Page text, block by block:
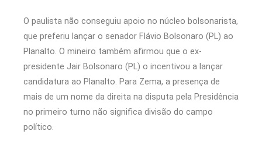
O paulista não conseguiu apoio no núcleo bolsonarista,
que preferiu lançar o senador Flávio Bolsonaro (PL) ao
Planalto. O mineiro também afirmou que o ex-
presidente Jair Bolsonaro (PL) o incentivou a lançar
candidatura ao Planalto. Para Zema, a presença de
mais de um nome da direita na disputa pela Presidência
no primeiro turno não significa divisão do campo
político.